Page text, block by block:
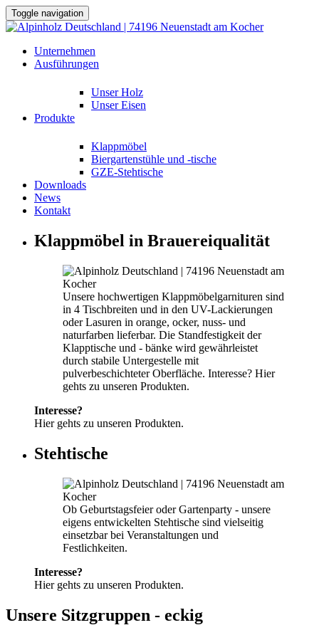
Toggle navigation
Unternehmen
Ausführungen
Unser Holz
Unser Eisen
Produkte
Klappmöbel
Biergartenstühle und -tische
GZE-Stehtische
Downloads
News
Kontakt
Klappmöbel in Brauereiqualität
Unsere hochwertigen Klappmöbelgarnituren sind
in 4 Tischbreiten und in den UV-Lackierungen
oder Lasuren in orange, ocker, nuss- und
naturfarben lieferbar. Die Standfestigkeit der
Klapptische und - bänke wird gewährleistet
durch stabile Untergestelle mit
pulverbeschichteter Oberfläche. Interesse? Hier
gehts zu unseren Produkten.
Interesse?
Hier gehts zu unseren Produkten.
Stehtische
Ob Geburtstagsfeier oder Gartenparty - unsere
eigens entwickelten Stehtische sind vielseitig
einsetzbar bei Veranstaltungen und
Festlichkeiten.
Interesse?
Hier gehts zu unseren Produkten.
Unsere Sitzgruppen - eckig